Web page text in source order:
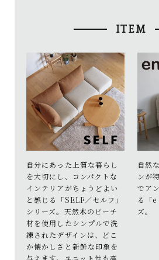
ITEM
自分にあった上質な暮らし
を大切にし、コンパクトな
インテリアがちょうどよい
と感じる「SELF／セルフ」
シリーズ。天然木のビーチ
材を使用したシンプルで洗
練されたデザインは、どこ
か懐かしさと新鮮な印象を
与えます。ユニット性も高
自然
ンが
でア
る「
ズ。